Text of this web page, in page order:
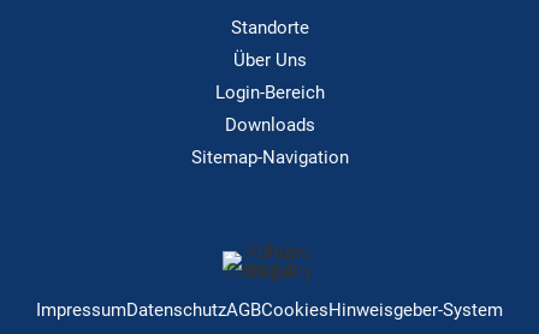
Standorte
Über Uns
Login-Bereich
Downloads
Sitemap-Navigation
ImpressumDatenschutzAGBCookiesHinweisgeber-System